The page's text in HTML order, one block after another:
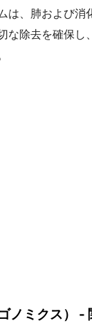
は、肺および消
な除去を確保し
ノミクス） -